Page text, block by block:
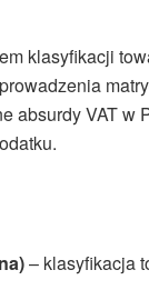
klasyfikacji
absurdy VAT w
– klasyfikacja